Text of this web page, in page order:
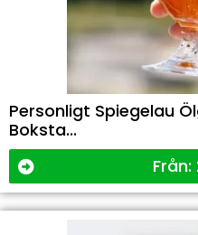
Personligt Spiegelau
Boksta...
Från: